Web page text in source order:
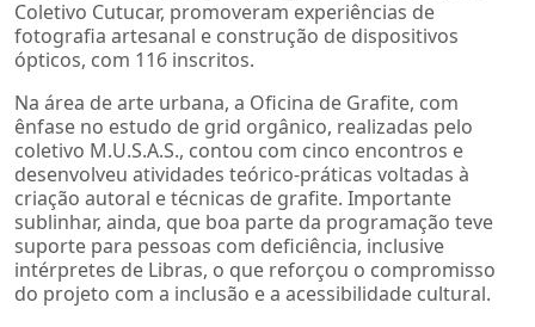
Coletivo Cutucar, promoveram experiências de
fotografia artesanal e construção de dispositivos
ópticos, com 116 inscritos.
Na área de arte urbana, a Oficina de Grafite, com
ênfase no estudo de grid orgânico, realizadas pelo
coletivo M.U.S.A.S., contou com cinco encontros e
desenvolveu atividades teórico-práticas voltadas à
criação autoral e técnicas de grafite. Importante
sublinhar, ainda, que boa parte da programação teve
suporte para pessoas com deficiência, inclusive
intérpretes de Libras, o que reforçou o compromisso
do projeto com a inclusão e a acessibilidade cultural.